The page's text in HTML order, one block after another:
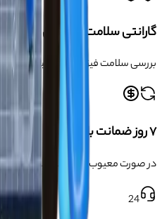
گارانتی سلامت محصول
بررسی سلامت فیزیکی کالا قبل از ارسال
۷ روز ضمانت بازگشت
در صورت معیوب بودن محصول
24